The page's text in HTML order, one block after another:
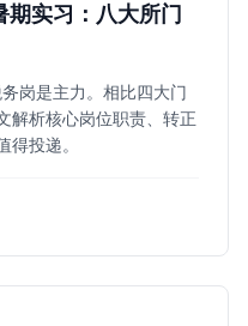
实习：八大所门
岗是主力。相比四大门
解析核心岗位职责、转正
投递。